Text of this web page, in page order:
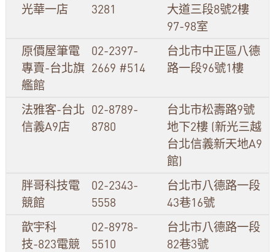
光華一店
3281
大道三段8號2樓
97-98室
原價屋筆電
專賣-台北旗
艦館
02-2397-
2669 #514
台北市中正區八德
路一段96號1樓
法雅客-台北
信義A9店
02-8789-
8780
台北市松壽路9號
地下2樓 (新光三越
台北信義新天地A9
館)
胖哥科技電
競館
02-2343-
5558
台北市八德路一段
43巷16號
歆宇科
技-823電競
02-8978-
5510
台北市八德路一段
82巷3號